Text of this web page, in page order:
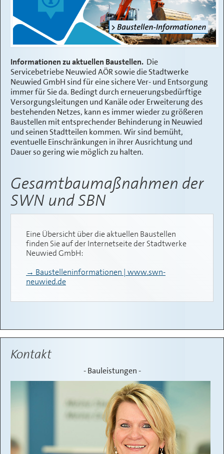
VERWALTUNG
SERVICE
KONTAKT
Informationen zu aktuellen Baustellen. Die
Servicebetriebe Neuwied AÖR sowie die Stadtwerke
Neuwied GmbH sind für eine sichere Ver- und Entsorgung
immer für Sie da. Bedingt durch erneuerungsbedürftige
Versorgungsleitungen und Kanäle oder Erweiterung des
bestehenden Netzes, kann es immer wieder zu größeren
Baustellen mit entsprechender Behinderung in Neuwied
und seinen Stadtteilen kommen. Wir sind bemüht,
eventuelle Einschränkungen in ihrer Ausrichtung und
Dauer so gering wie möglich zu halten.
Gesamtbaumaßnahmen der
SWN und SBN
Eine Übersicht über die aktuellen Baustellen
finden Sie auf der Internetseite der Stadtwerke
Neuwied GmbH:
→ Baustelleninformationen | www.swn-
neuwied.de
Kontakt
- Bauleistungen -